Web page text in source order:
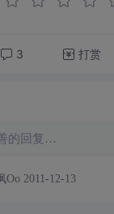
3 打赏
的回复…
Oo 2011-12-13